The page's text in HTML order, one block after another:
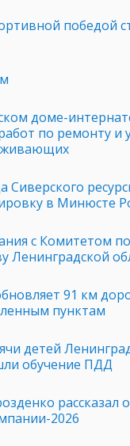
победой
доме-
по ремонту и
Сиверского
в Минюсте
с Комитетом по
Ленинградской
91 км
пунктам
детей
обучение ПДД
рассказал
2026